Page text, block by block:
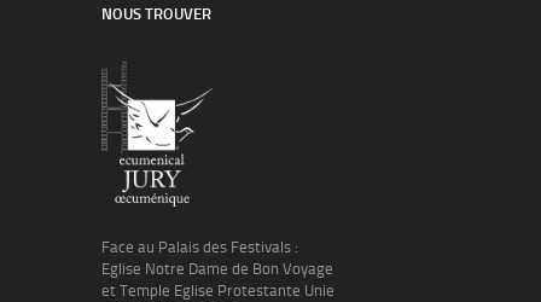
NOUS TROUVER
Face au Palais des Festivals :
Eglise Notre Dame de Bon Voyage
et Temple Eglise Protestante Unie